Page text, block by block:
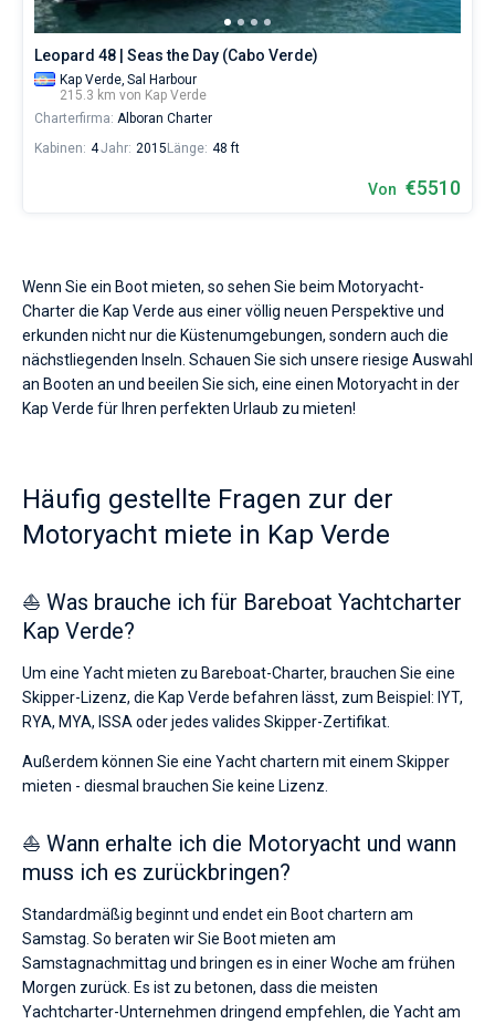
Leopard 48 | Seas the Day (Cabo Verde)
Kap Verde, Sal Harbour
215.3 km von Kap Verde
Charterfirma: Alboran Charter
Kabinen: 4Jahr: 2015 Länge: 48 ft
Von €5510
Wenn Sie ein Boot mieten, so sehen Sie beim Motoryacht-
Charter die Kap Verde aus einer völlig neuen Perspektive und
erkunden nicht nur die Küstenumgebungen, sondern auch die
nächstliegenden Inseln. Schauen Sie sich unsere riesige Auswahl
an Booten an und beeilen Sie sich, eine einen Motoryacht in der
Kap Verde für Ihren perfekten Urlaub zu mieten!
Häufig gestellte Fragen zur der
Motoryacht miete in Kap Verde
⛵ Was brauche ich für Bareboat Yachtcharter
Kap Verde?
Um eine Yacht mieten zu Bareboat-Charter, brauchen Sie eine
Skipper-Lizenz, die Kap Verde befahren lässt, zum Beispiel: IYT,
RYA, MYA, ISSA oder jedes valides Skipper-Zertifikat.
Außerdem können Sie eine Yacht chartern mit einem Skipper
mieten - diesmal brauchen Sie keine Lizenz.
⛵ Wann erhalte ich die Motoryacht und wann
muss ich es zurückbringen?
Standardmäßig beginnt und endet ein Boot chartern am
Samstag. So beraten wir Sie Boot mieten am
Samstagnachmittag und bringen es in einer Woche am frühen
Morgen zurück. Es ist zu betonen, dass die meisten
Yachtcharter-Unternehmen dringend empfehlen, die Yacht am